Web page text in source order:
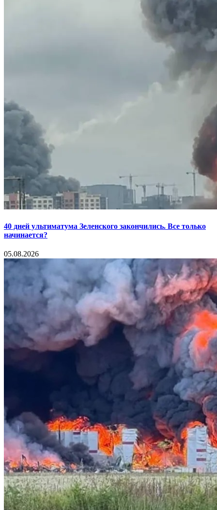
40 дней ультиматума Зеленского закончились. Все только
начинается?
05.08.2026